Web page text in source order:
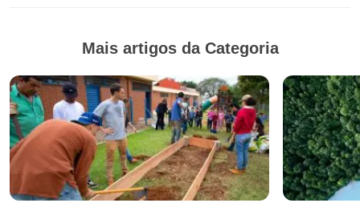
Mais artigos da Categoria